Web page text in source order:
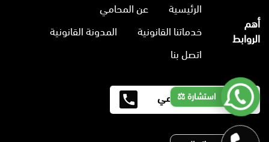
أهم
الروابط
الرئيسية
عن المحامي
خدماتنا القانونية
المدونة القانونية
اتصل بنا
تواصل الآن مع المحامي
استشارة ⚖️